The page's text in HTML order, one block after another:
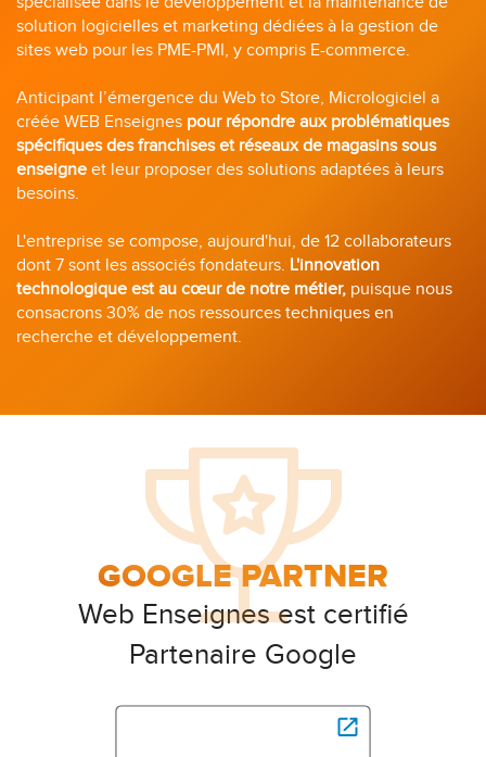
solution logicielles et marketing dédiées à la gestion de
sites web pour les PME-PMI, y compris E-commerce.
Anticipant l’émergence du Web to Store, Micrologiciel a
créée WEB Enseignes pour répondre aux problématiques
spécifiques des franchises et réseaux de magasins sous
enseigne et leur proposer des solutions adaptées à leurs
besoins.
L'entreprise se compose, aujourd'hui, de 12 collaborateurs
dont 7 sont les associés fondateurs. L'innovation
technologique est au cœur de notre métier, puisque nous
consacrons 30% de nos ressources techniques en
recherche et développement.
GOOGLE PARTNER
Web Enseignes est certifié
Partenaire Google